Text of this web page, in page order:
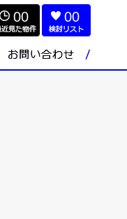
00 00